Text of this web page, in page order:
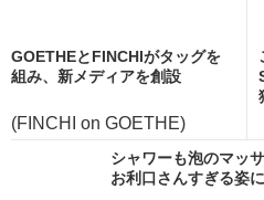
GOETHEとFINCHIがタッグを
組み、新メディアを創設
(FINCHI on GOETHE)
シャワーも泡のマッ
お利口さんすぎる姿